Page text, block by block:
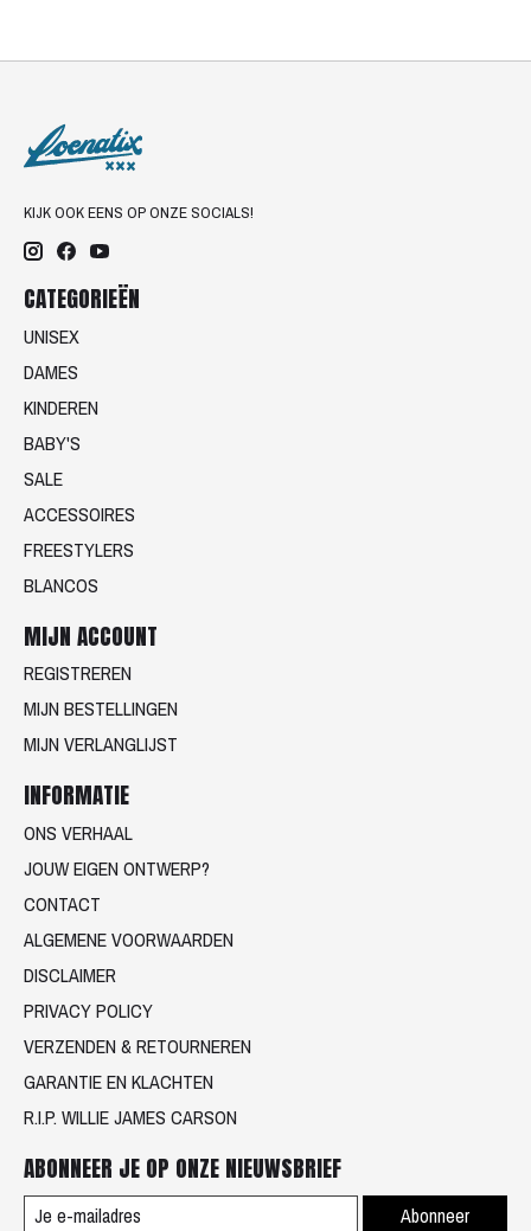
KIJK OOK EENS OP ONZE SOCIALS!
CATEGORIEËN
UNISEX
DAMES
KINDEREN
BABY'S
SALE
ACCESSOIRES
FREESTYLERS
BLANCOS
MIJN ACCOUNT
REGISTREREN
MIJN BESTELLINGEN
MIJN VERLANGLIJST
INFORMATIE
ONS VERHAAL
JOUW EIGEN ONTWERP?
CONTACT
ALGEMENE VOORWAARDEN
DISCLAIMER
PRIVACY POLICY
VERZENDEN & RETOURNEREN
GARANTIE EN KLACHTEN
R.I.P. WILLIE JAMES CARSON
ABONNEER JE OP ONZE NIEUWSBRIEF
Abonneer